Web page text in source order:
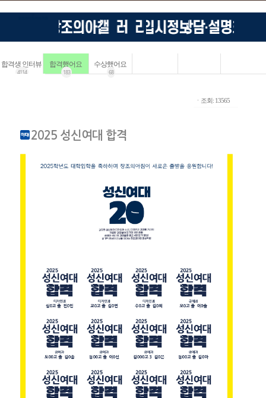
합격생 인터뷰
4114
합격했어요
183
수상했어요
68
ㆍ조회: 13565
2025 성신여대 합격